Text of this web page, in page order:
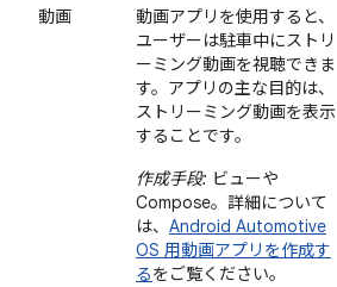
動画
動画アプリを使用すると、
ユーザーは駐車中にストリ
ーミング動画を視聴できま
す。アプリの主な目的は、
ストリーミング動画を表示
することです。
作成手段: ビューや
Compose。詳細について
は、 Android Automotive
OS 用動画アプリを作成す
るをご覧ください。